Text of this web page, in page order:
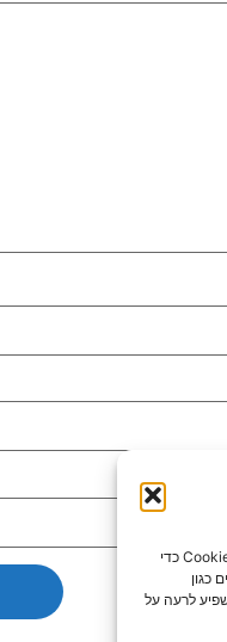
כדי לספק את חוויות המשתמש הטובות ביותר, אנו משתמשים בטכנולוגיות כמו קובצי Cookie כדי
כגון
לרעה על